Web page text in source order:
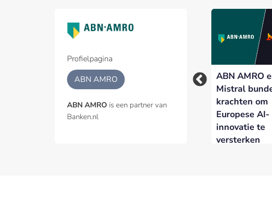
Profielpagina
ABN AMRO
ABN AMRO is een partner van
Banken.nl
Woningmarkt koelt
verder af nu hogere
BHF voor vijfde jaar
Broker
ABN AMRO
Mistral
krachten om
Europese AI-
innovatie te
versterken